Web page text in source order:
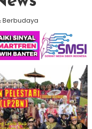
Berbudaya